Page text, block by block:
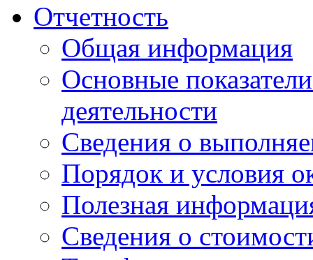
Отчетность
Общая информация
Основные
деятельности
Сведения о
Порядок и условия
Полезная
Сведения о